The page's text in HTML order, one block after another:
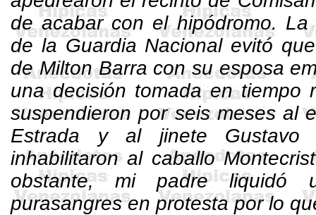
de acabar con el hipódromo. La
de la Guardia Nacional evitó
de Milton Barra con su esposa
una decisión tomada en tiempo
suspendieron por seis meses al
Estrada y al jinete Gustavo
inhabilitaron al caballo
obstante, mi padre liquidó
purasangres en protesta por lo